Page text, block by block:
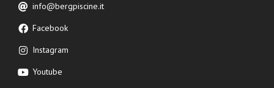
info@bergpiscine.it
Facebook
Instagram
Youtube